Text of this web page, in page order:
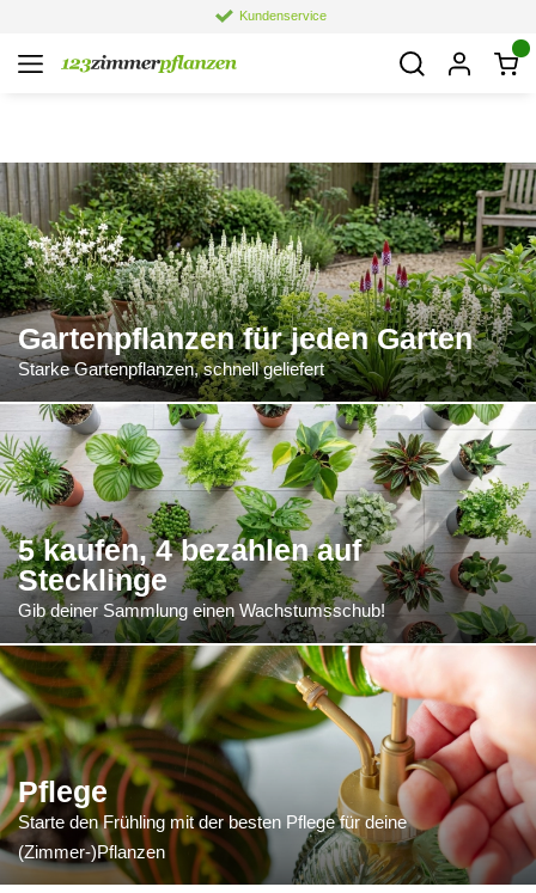
Kundenservice
Gartenpflanzen für jeden Garten
Starke Gartenpflanzen, schnell geliefert
5 kaufen, 4 bezahlen auf
Stecklinge
Gib deiner Sammlung einen Wachstumsschub!
Pflege
Starte den Frühling mit der besten Pflege für deine
(Zimmer-)Pflanzen